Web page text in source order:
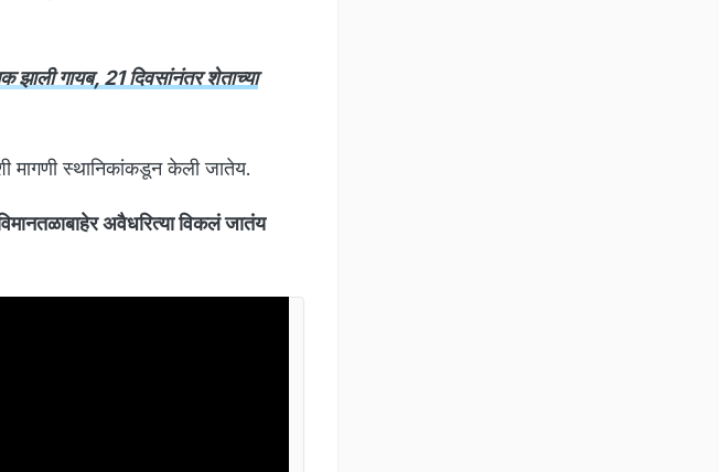
गायब, 21 दिवसांनंतर शेताच्या
मागणी स्थानिकांकडून केली जातेय.
अवैधरित्या विकलं जातंय